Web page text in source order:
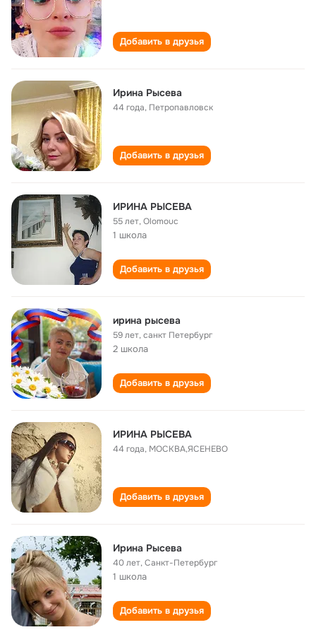
Добавить в друзья
Ирина Рысева
44 года, Петропавловск
Добавить в друзья
ИРИНА РЫСЕВА
55 лет,Olomouc
1 школа
Добавить в друзья
ирина рысева
59 лет,санкт Петербург
2 школа
Добавить в друзья
ИРИНА РЫСЕВА
44 года, МОСКВА,ЯСЕНЕВО
Добавить в друзья
Ирина Рысева
40 лет,Санкт-Петербург
1 школа
Добавить в друзья